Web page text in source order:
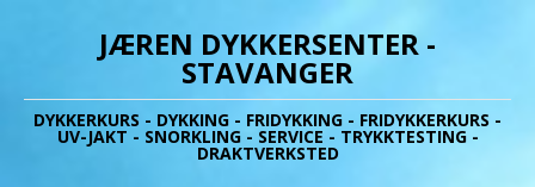
JÆREN DYKKERSENTER -
STAVANGER
DYKKERKURS - DYKKING - FRIDYKKING - FRIDYKKERKURS -
UV-JAKT - SNORKLING - SERVICE - TRYKKTESTING -
DRAKTVERKSTED